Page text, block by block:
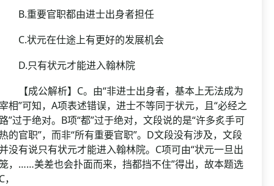
重要官职都由进士出身者担任
状元在仕途上有更好的发展机会
只有状元才能进入翰林院
成公解析】C。由“非进士出身者，基本上无法成为
相”可知，A项表述错误，进士不等同于状元，且“必经之
”过于绝对。B项“都”过于绝对，文段说的是“许多炙手可
的官职”，而非“所有重要官职”。D文段没有涉及，文段
没有说只有状元才能进入翰林院。C项可由“状元一旦出
，……美差也会扑面而来，挡都挡不住”得出，故本题选
，